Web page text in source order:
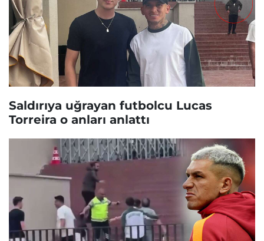
Saldırıya uğrayan futbolcu Lucas
Torreira o anları anlattı